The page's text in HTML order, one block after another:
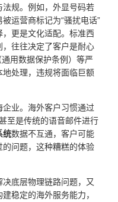
规。例如，外显号码若
运营商标记为“骚扰电话”
更是文化适配。标准西
往往决定了客户是耐心
用数据保护条例）等严
处理，违规将面临巨额
企业。海外客户习惯通过
至是传统的语音邮件进行
统数据不互通，客户可能
问题，这种糟糕的体验
底层物理链路问题，又
稳定的海外服务能力，